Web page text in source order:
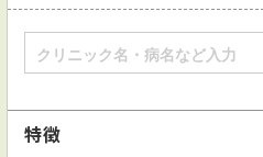
特徴